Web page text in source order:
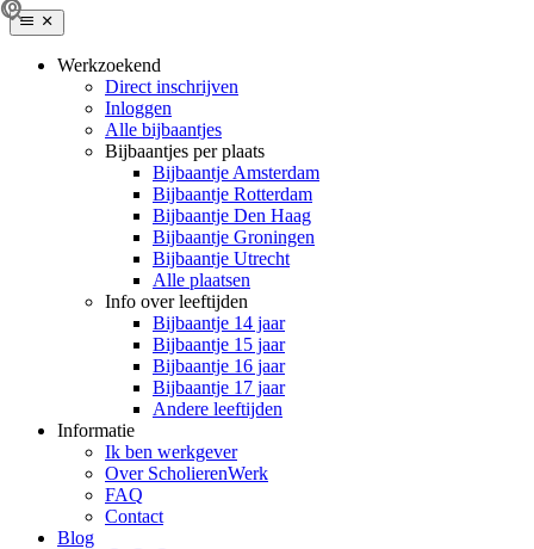
Werkzoekend
Direct inschrijven
Inloggen
Alle bijbaantjes
Bijbaantjes per plaats
Bijbaantje Amsterdam
Bijbaantje Rotterdam
Bijbaantje Den Haag
Bijbaantje Groningen
Bijbaantje Utrecht
Alle plaatsen
Info over leeftijden
Bijbaantje 14 jaar
Bijbaantje 15 jaar
Bijbaantje 16 jaar
Bijbaantje 17 jaar
Andere leeftijden
Informatie
Ik ben werkgever
Over ScholierenWerk
FAQ
Contact
Blog